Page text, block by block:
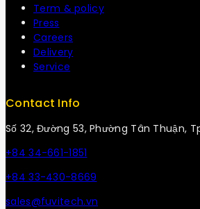
Term & policy
Press
Careers
Delivery
Service
Contact Info
Số 32, Đường 53, Phường Tân Thuận,
+84 34-661-1851
+84 33-430-8669
sales@fuvitech.vn